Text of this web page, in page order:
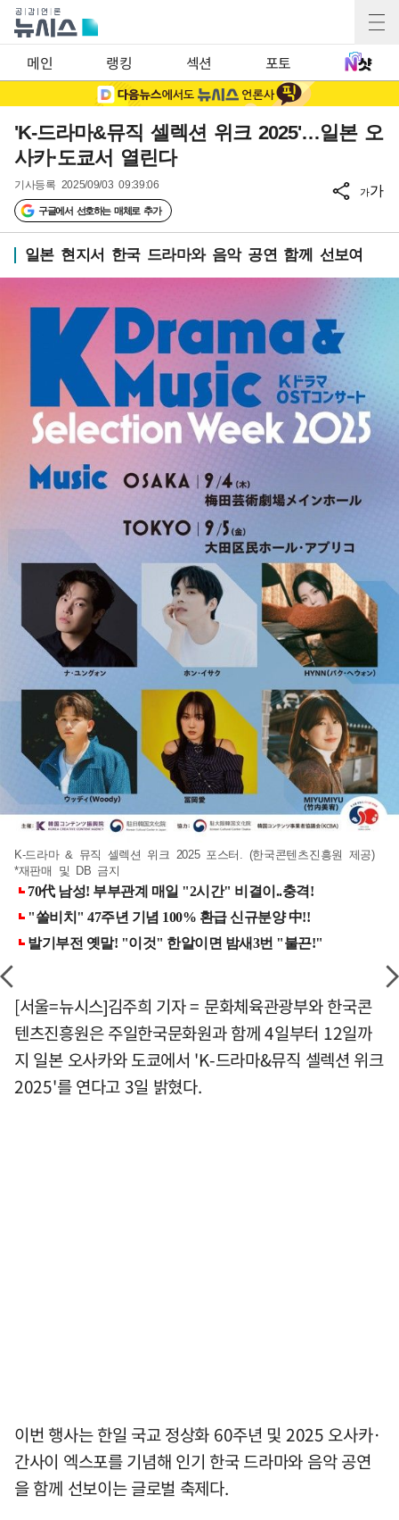
메인 랭킹 섹션 포토
'K-드라마&뮤직 셀렉션 위크 2025'…일본 오
사카·도쿄서 열린다
기사등록 2025/09/03 09:39:06
구글에서 선호하는 매체로 추가
가가
일본 현지서 한국 드라마와 음악 공연 함께 선보여
K-드라마 & 뮤직 셀렉션 위크 2025 포스터. (한국콘텐츠진흥원 제공)
*재판매 및 DB 금지
[서울=뉴시스]김주희 기자 = 문화체육관광부와 한국콘
텐츠진흥원은 주일한국문화원과 함께 4일부터 12일까
지 일본 오사카와 도쿄에서 'K-드라마&뮤직 셀렉션 위크
2025'를 연다고 3일 밝혔다.
이번 행사는 한일 국교 정상화 60주년 및 2025 오사카·
간사이 엑스포를 기념해 인기 한국 드라마와 음악 공연
을 함께 선보이는 글로벌 축제다.